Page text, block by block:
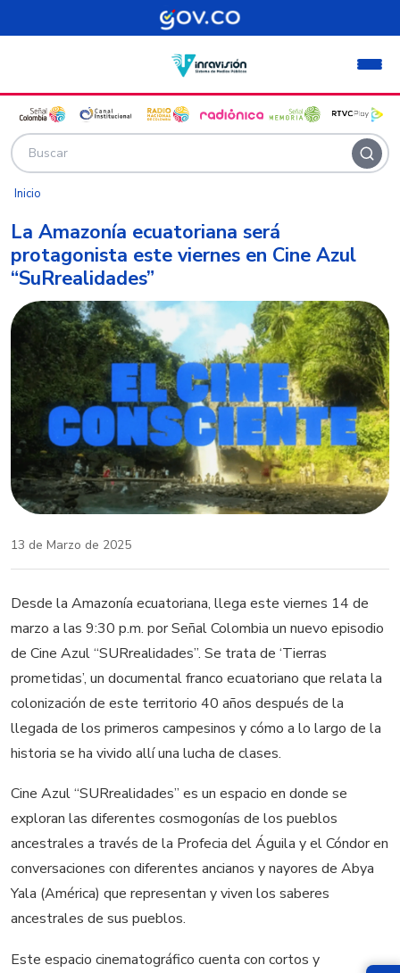
Pasar al contenido principal
Inicio
La Amazonía ecuatoriana será
protagonista este viernes en Cine Azul
“SuRrealidades”
13 de Marzo de 2025
Desde la Amazonía ecuatoriana, llega este viernes 14 de
marzo a las 9:30 p.m. por Señal Colombia un nuevo episodio
de Cine Azul “SURrealidades”. Se trata de ‘Tierras
prometidas’, un documental franco ecuatoriano que relata la
colonización de este territorio 40 años después de la
llegada de los primeros campesinos y cómo a lo largo de la
historia se ha vivido allí una lucha de clases.
Cine Azul “SURrealidades” es un espacio en donde se
exploran las diferentes cosmogonías de los pueblos
ancestrales a través de la Profecia del Águila y el Cóndor en
conversaciones con diferentes ancianos y nayores de Abya
Yala (América) que representan y viven los saberes
ancestrales de sus pueblos.
Este espacio cinematográfico cuenta con cortos y